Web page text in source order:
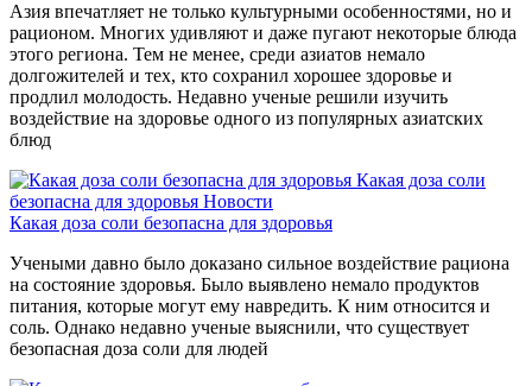
Азия впечатляет не только культурными особенностями, но и
рационом. Многих удивляют и даже пугают некоторые блюда
этого региона. Тем не менее, среди азиатов немало
долгожителей и тех, кто сохранил хорошее здоровье и
продлил молодость. Недавно ученые решили изучить
воздействие на здоровье одного из популярных азиатских
блюд
Какая доза соли
безопасна для здоровья Новости
Какая доза соли безопасна для здоровья
Учеными давно было доказано сильное воздействие рациона
на состояние здоровья. Было выявлено немало продуктов
питания, которые могут ему навредить. К ним относится и
соль. Однако недавно ученые выяснили, что существует
безопасная доза соли для людей